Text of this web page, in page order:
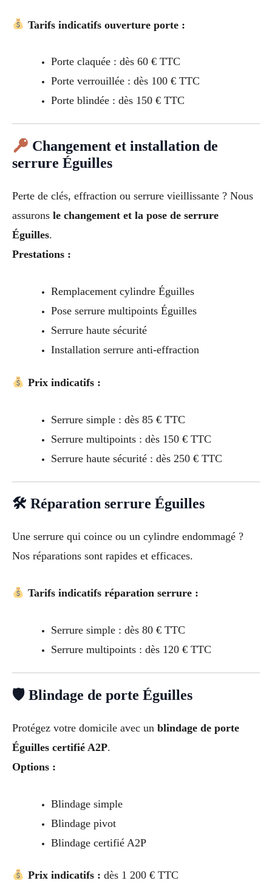
Tarifs indicatifs ouverture porte :
Porte claquée : dès 60 € TTC
Porte verrouillée : dès 100 € TTC
Porte blindée : dès 150 € TTC
Changement et installation de
serrure Éguilles
Perte de clés, effraction ou serrure vieillissante ? Nous
assurons le changement et la pose de serrure
Éguilles.
Prestations :
Remplacement cylindre Éguilles
Pose serrure multipoints Éguilles
Serrure haute sécurité
Installation serrure anti-effraction
Prix indicatifs :
Serrure simple : dès 85 € TTC
Serrure multipoints : dès 150 € TTC
Serrure haute sécurité : dès 250 € TTC
🛠 Réparation serrure Éguilles
Une serrure qui coince ou un cylindre endommagé ?
Nos réparations sont rapides et efficaces.
Tarifs indicatifs réparation serrure :
Serrure simple : dès 80 € TTC
Serrure multipoints : dès 120 € TTC
🛡 Blindage de porte Éguilles
Protégez votre domicile avec un blindage de porte
Éguilles certifié A2P.
Options :
Blindage simple
Blindage pivot
Blindage certifié A2P
Prix indicatifs : dès 1 200 € TTC